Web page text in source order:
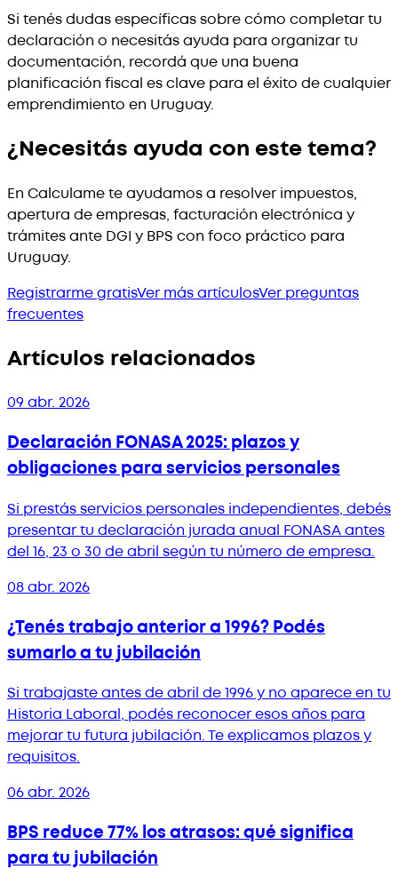
Si tenés dudas específicas sobre cómo completar tu
declaración o necesitás ayuda para organizar tu
documentación, recordá que una buena
planificación fiscal es clave para el éxito de cualquier
emprendimiento en Uruguay.
¿Necesitás ayuda con este tema?
En Calculame te ayudamos a resolver impuestos,
apertura de empresas, facturación electrónica y
trámites ante DGI y BPS con foco práctico para
Uruguay.
Registrarme gratisVer más artículosVer preguntas
frecuentes
Artículos relacionados
09 abr. 2026
Declaración FONASA 2025: plazos y
obligaciones para servicios personales
Si prestás servicios personales independientes, debés
presentar tu declaración jurada anual FONASA antes
del 16, 23 o 30 de abril según tu número de empresa.
08 abr. 2026
¿Tenés trabajo anterior a 1996? Podés
sumarlo a tu jubilación
Si trabajaste antes de abril de 1996 y no aparece en tu
Historia Laboral, podés reconocer esos años para
mejorar tu futura jubilación. Te explicamos plazos y
requisitos.
06 abr. 2026
BPS reduce 77% los atrasos: qué significa
para tu jubilación